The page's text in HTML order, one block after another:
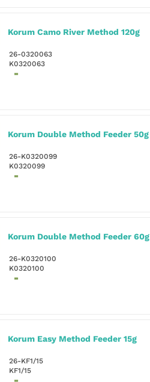
Korum Camo River Method 120g
26-0320063
K0320063
Korum Double Method Feeder 50g
26-K0320099
K0320099
Korum Double Method Feeder 60g
26-K0320100
K0320100
Korum Easy Method Feeder 15g
26-KF1/15
KF1/15